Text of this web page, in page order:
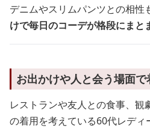
デニムやスリムパンツとの相性
けで毎日のコーデが格段にまと
お出かけや人と会う場面
レストランや友人との食事、
の着用を考えている60代レディ